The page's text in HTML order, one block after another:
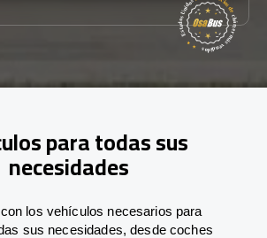
para todas sus
necesidades
los vehículos necesarios para
sus necesidades, desde coches